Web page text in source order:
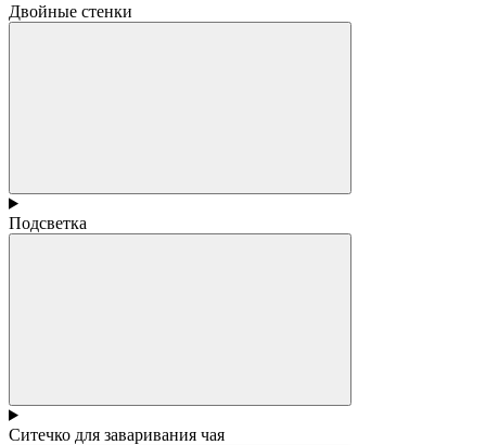
Двойные стенки
Подсветка
Ситечко для заваривания чая